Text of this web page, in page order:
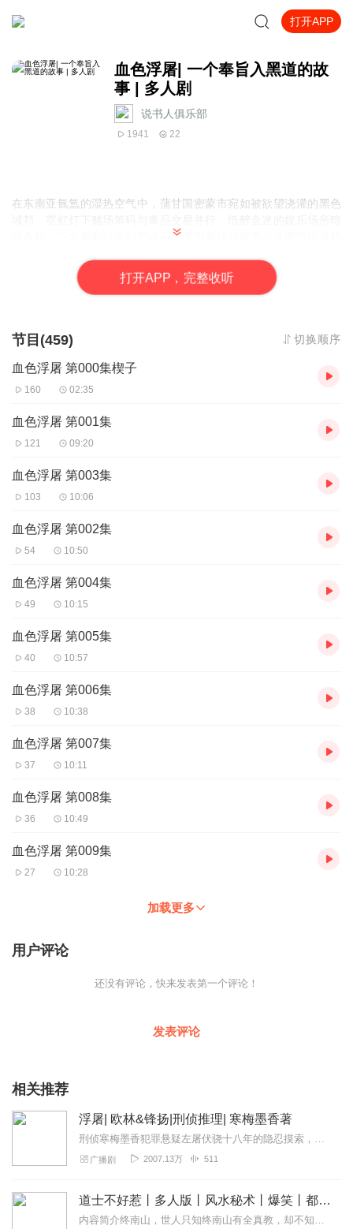
打开APP
血色浮屠| 一个奉旨入黑道的故
事 | 多人剧
说书人俱乐部
1941 22
在东南亚氤氲的湿热空气中，蒲甘国密蒙市宛如被欲望浇灌的黑色
藏杀机，三大暴利行业如同磁石，吸引着蒲甘权贵与各国投机者趋
强食的法则 四名华人带着未知的过往踏入这片泥潭，他们既非救世
主，也不是任人宰割的羔羊。在帮派火拼的枪林弹雨中，在利益集
惊涛骇浪，一场属于他们的龙争虎斗，正以最硬核的姿态，撕开密
打开APP，完整收听
节目(459) 切换顺序
血色浮屠 第000集楔子
160 02:35
血色浮屠 第001集
121 09:20
血色浮屠 第003集
103 10:06
血色浮屠 第002集
54 10:50
血色浮屠 第004集
49 10:15
血色浮屠 第005集
40 10:57
血色浮屠 第006集
38 10:38
血色浮屠 第007集
37 10:11
血色浮屠 第008集
36 10:49
血色浮屠 第009集
27 10:28
加载更多
用户评论
还没有评论，快来发表第一个评论！
发表评论
相关推荐
浮屠| 欧林&锋扬|刑侦推理| 寒梅墨香著
刑侦寒梅墨香犯罪悬疑左屠伏骁十八年的隐忍摸索，十八年的痛不欲生，经历了生离死别、遗弃和折磨，一切困苦都没能阻止左屠寻找真相和复仇的决心。可是当遇...
广播剧 2007.13万 511
道士不好惹丨多人版丨风水秘术丨爆笑丨都市丨悬疑丨骨头演播
内容简介终南山，世人只知终南山有全真教，却不知终南山下有一座破败的道观。世人只知茅山善捉鬼，天师精辟邪，杨公会风水，却不知古井观人最懂天道。那一天，古井观的人...